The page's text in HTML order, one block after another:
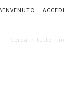
ACCEDI